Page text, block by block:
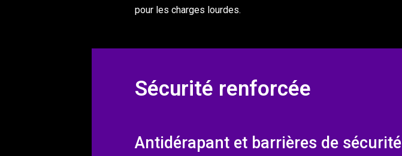
pour les charges lourdes.
Sécurité renforcée
Antidérapant et barrières de sécurité